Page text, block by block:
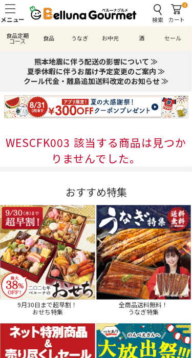
検索
0
カート
食品定期
コース 食品 うなぎ お中元 酒 セール
熊本地震に伴う配送の影響について ≫
夏季休暇に伴うお届け予定変更のご案内 ≫
クール代金・離島追加送料改定のお知らせ ≫
WESCFK003 該当する商品は見つか
りませんでした。
おすすめ特集
9月30日まで超早割！
おせち特集
全商品送料無料！
うなぎ特集